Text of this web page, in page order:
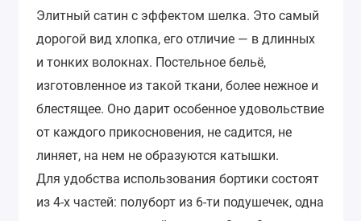
Элитный сатин с эффектом шелка. Это самый
дорогой вид хлопка, его отличие — в длинных
и тонких волокнах. Постельное бельё,
изготовленное из такой ткани, более нежное и
блестящее. Оно дарит особенное удовольствие
от каждого прикосновения, не садится, не
линяет, на нем не образуются катышки.
Для удобства использования бортики состоят
из 4-х частей: полуборт из 6-ти подушечек, одна